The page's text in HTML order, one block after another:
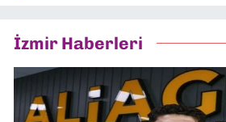
İzmir Haberleri